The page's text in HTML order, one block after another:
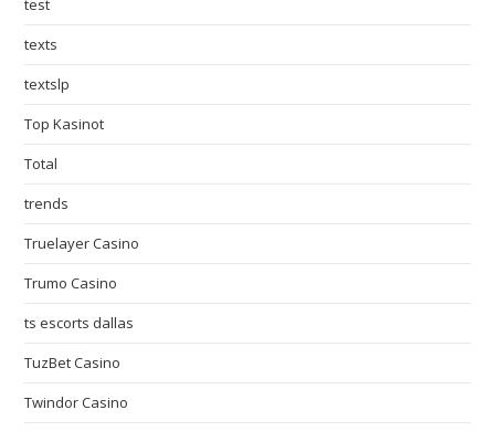
test
texts
textslp
Top Kasinot
Total
trends
Truelayer Casino
Trumo Casino
ts escorts dallas
TuzBet Casino
Twindor Casino